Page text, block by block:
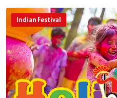
Indian Festival